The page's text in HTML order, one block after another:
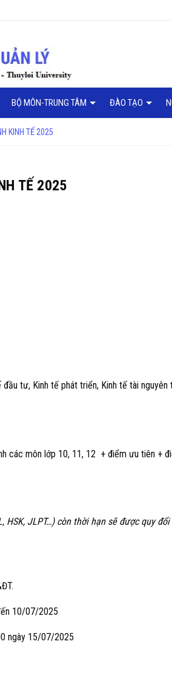
BỘ MÔN-TRUNG TÂM ĐÀO TẠO
KINH TẾ 2025
TẾ 2025
tư, Kinh tế phát triển, Kinh tế tài nguyên
các môn lớp 10, 11, 12 + điểm ưu tiên +
HSK, JLPT…) còn thời hạn sẽ được quy
10/07/2025
ngày 15/07/2025